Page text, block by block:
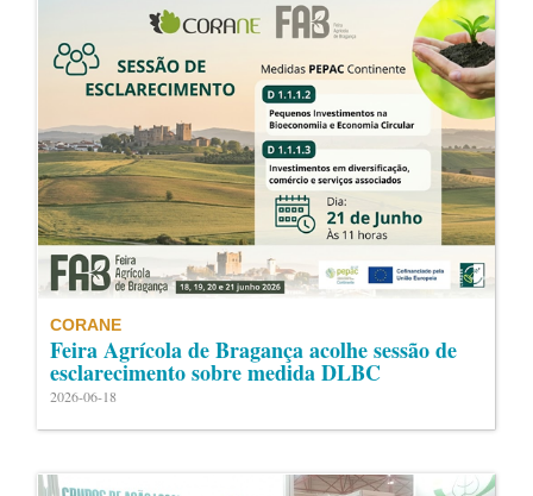
CORANE
Feira Agrícola de Bragança acolhe sessão de
esclarecimento sobre medida DLBC
2026-06-18